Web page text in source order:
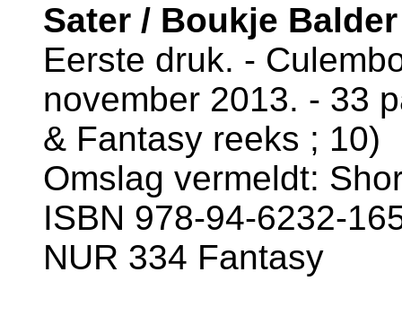
Sater / Boukje Balder
Eerste druk. -
november 2013. - 33
& Fantasy reeks ; 10)
Omslag vermeldt:
ISBN 978-94-6232-
NUR 334 Fantasy